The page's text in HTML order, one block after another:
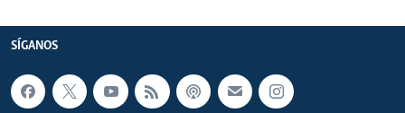
SÍGANOS